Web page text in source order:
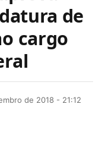
de
cargo
de 2018 - 21:12